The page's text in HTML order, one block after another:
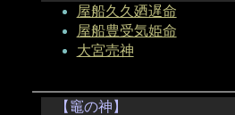
屋船久久廼遅命
屋船豊受気姫命
大宮売神
【竈の神】